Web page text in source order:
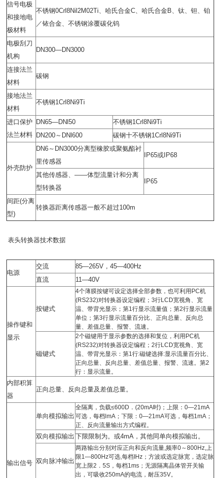
信号电极
和接地电
极材料
不锈钢0Crl8Nil2M02Ti、哈氏合金C、哈氏合金B、钛、钽、铂
／铱合金、不锈钢涂覆碳化钨
电极刮刀
机构
DN300—DN3000
连接法兰
材料
碳钢
接地法兰
材料
不锈钢1Crl8Ni9Ti
进口保护
法兰材料
DN65—DNl50 不锈钢1Crl8Ni9Ti
DN200～ DNl600 碳钢十不锈钢1Crl8Ni9Ti
外壳防护
DN6～ DN3000分离型橡胶或聚氨酯衬
里传感器
IP65或 IP68
其他传感器、——体型流量计和分离
型转换器
IP65
间距(分离
型)
转换器距离传感器一般不超过100m
表头转换器技术数据
电源
交流 85—265V ，45—400Hz
直流
11—40V
操作键和
显示
按键式
4个薄膜按键可设定选择全部参数，也可利用PC机
(RS232)对转换器设定编程；3行LCD宽视角、宽
温、带背光显示；第1行显示流量值；第2行显示流量
单位；第3行显示流量百分比、正向总量、反向总
量、差值总量、报警、流速。
磁键式
2个磁键用于显示参数的选择和复位，利用PC机
(RS232)对转换器设定编程；2行LCD宽视角、宽
温、带背光显示：第1行:磁键选择:显示流量百分比、
正向总量、反向总量、差值总量、报警、流速。第2
行：显示流量。
内部积算
器
正向总量、反向总量及差值总量。
输出信号
单向模拟输出
全隔离，负载≤600D．(20mA时)；上限：0—21mA
可选，每档lmA；下限：0—21mA可选，每档1mA；
正、反向流量输出方式编程。
双向模拟输出 下限限制为。或4mA ，其他同单向模拟输出。
双向脉冲输出
两路输出分别对应正向和反向流量,频率0～800Hz,上
限1—800Hz可选,每档IHz；方波或选定脉宽，选定脉
宽上限2．5S，每档1ms；无源隔离晶体管开关输
出，可吸收250mA的电流，耐压35V。